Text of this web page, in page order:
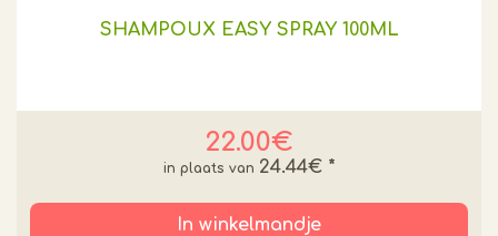
SHAMPOUX EASY SPRAY 100ML
22.00€
24.44€ *
In winkelmandje